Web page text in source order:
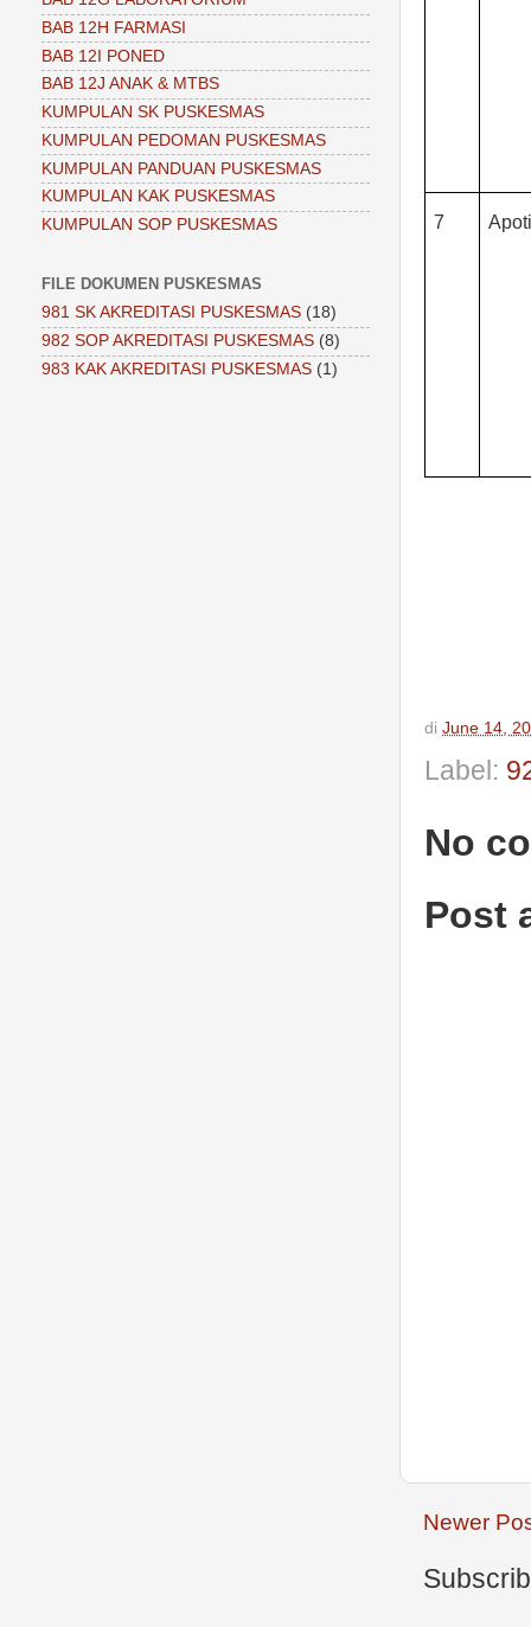
7
di June 14,
Label:
No
Post
Newer
BAB 12H FARMASI
BAB 12I PONED
BAB 12J ANAK & MTBS
KUMPULAN SK PUSKESMAS
KUMPULAN PEDOMAN PUSKESMAS
KUMPULAN PANDUAN PUSKESMAS
KUMPULAN KAK PUSKESMAS
KUMPULAN SOP PUSKESMAS
FILE DOKUMEN PUSKESMAS
981 SK AKREDITASI PUSKESMAS (18)
982 SOP AKREDITASI PUSKESMAS (8)
983 KAK AKREDITASI PUSKESMAS (1)